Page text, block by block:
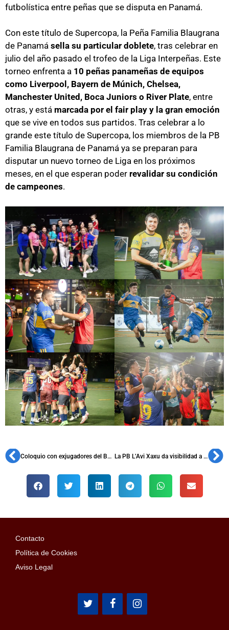
futbolística entre peñas que se disputa en Panamá.
Con este título de Supercopa, la Peña Familia Blaugrana
de Panamá sella su particular doblete, tras celebrar en
julio del año pasado el trofeo de la Liga Interpeñas. Este
torneo enfrenta a 10 peñas panameñas de equipos
como Liverpool, Bayern de Múnich, Chelsea,
Manchester United, Boca Juniors o River Plate, entre
otras, y está marcada por el fair play y la gran emoción
que se vive en todos sus partidos. Tras celebrar a lo
grande este título de Supercopa, los miembros de la PB
Familia Blaugrana de Panamá ya se preparan para
disputar un nuevo torneo de Liga en los próximos
meses, en el que esperan poder revalidar su condición
de campeones.
Coloquio con exjugadores del Barça en la PB Minerva La PB L’Avi Xaxu da visibilidad a la lucha contra la enfermedad de Dent
Contacto
Política de Cookies
Aviso Legal